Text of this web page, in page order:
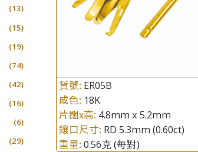
產品查詢
*你的名字
貨號: ER05B
成色: 18K
片闊x高: 4.8mm x 5.2mm
鑲口尺寸: RD 5.3mm (0.60ct)
重量: 0.56克(每對)
(56)
(48)
(27)
(17)
(8)
(9)
(14)
(4)
(13)
(15)
(19)
(74)
(42)
(16)
(6)
(29)